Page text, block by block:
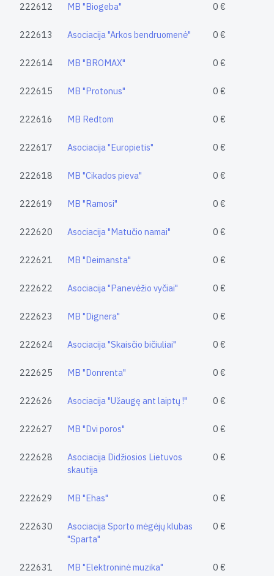
222612 MB "Biogeba" 0 €
222613 Asociacija "Arkos bendruomenė" 0 €
222614 MB "BROMAX" 0 €
222615 MB "Protonus" 0 €
222616 MB Redtom 0 €
222617 Asociacija "Europietis" 0 €
222618 MB "Cikados pieva" 0 €
222619 MB "Ramosi" 0 €
222620 Asociacija "Matučio namai" 0 €
222621 MB "Deimansta" 0 €
222622 Asociacija "Panevėžio vyčiai" 0 €
222623 MB "Dignera" 0 €
222624 Asociacija "Skaisčio bičiuliai" 0 €
222625 MB "Donrenta" 0 €
222626 Asociacija "Užaugę ant laiptų !" 0 €
222627 MB "Dvi poros" 0 €
222628
Asociacija Didžiosios Lietuvos
skautija
0 €
222629 MB "Ehas" 0 €
222630
Asociacija Sporto mėgėjų klubas
"Sparta"
0 €
222631 MB "Elektroninė muzika" 0 €